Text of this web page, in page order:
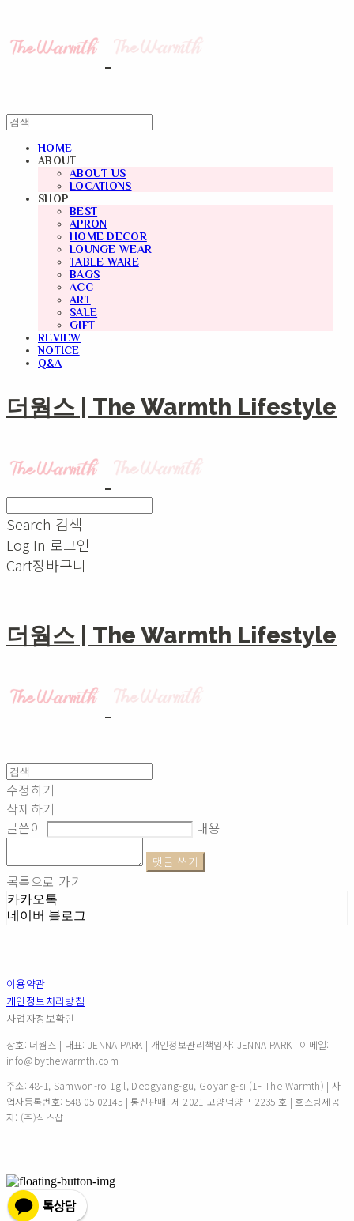
HOME
ABOUT
ABOUT US
LOCATIONS
SHOP
BEST
APRON
HOME DECOR
LOUNGE WEAR
TABLE WARE
BAGS
ACC
ART
SALE
GIFT
REVIEW
NOTICE
Q&A
더웜스 | The Warmth Lifestyle
Search 검색
Log In 로그인
Cart장바구니
더웜스 | The Warmth Lifestyle
수정하기
삭제하기
글쓴이
내용
댓글 쓰기
목록으로 가기
카카오톡
네이버 블로그
이용약관
개인정보처리방침
사업자정보확인
상호: 더웜스 | 대표: JENNA PARK | 개인정보관리책임자: JENNA PARK | 이메일:
info@bythewarmth.com
주소: 48-1, Samwon-ro 1gil, Deogyang-gu, Goyang-si (1F The Warmth) | 사
업자등록번호: 548-05-02145 | 통신판매:제 2021-고양덕양구-2235 호 | 호스팅제공
자: (주)식스샵